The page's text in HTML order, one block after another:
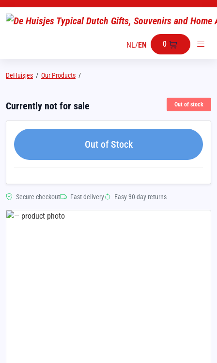
NL/EN 0
DeHuisjes / Our Products /
Currently not for sale Out of stock
Out of Stock
Secure checkout Fast delivery Easy 30-day returns